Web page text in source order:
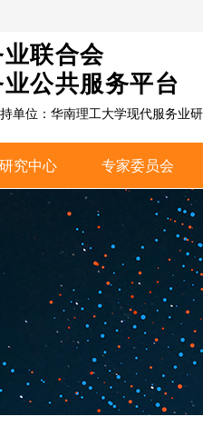
单位： 华南理工大学现代服务业
研究中心 专家委员会
专家委员会
联合会
公共服务平台